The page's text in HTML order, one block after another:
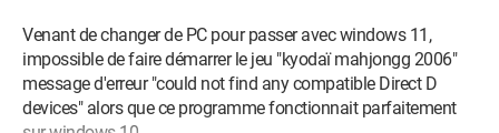
Venant de changer de PC pour passer avec windows 11,
impossible de faire démarrer le jeu "kyodaï mahjongg 2006"
message d'erreur "could not find any compatible Direct D
devices" alors que ce programme fonctionnait parfaitement